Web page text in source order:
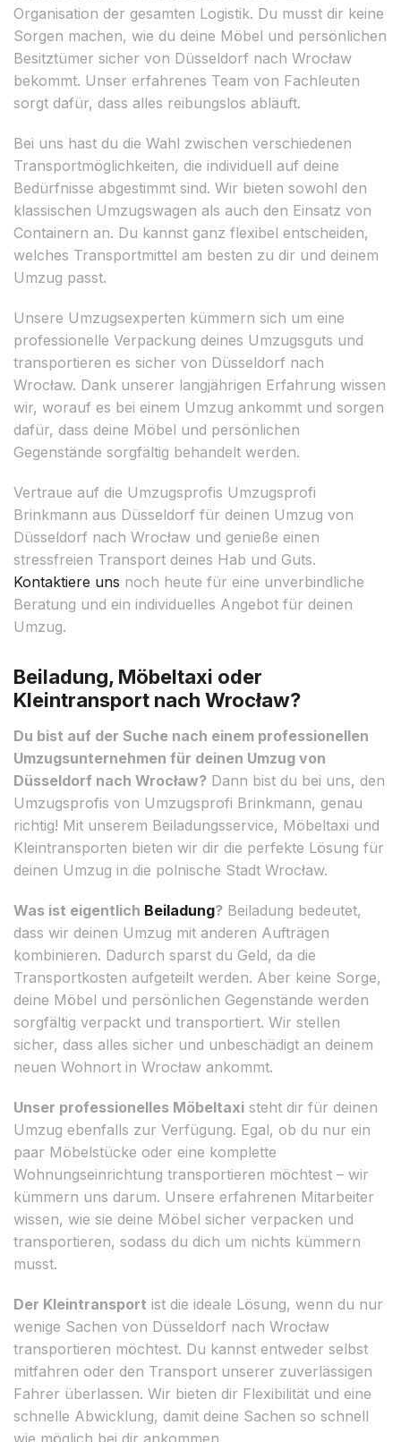
Organisation der gesamten Logistik. Du musst dir keine
Sorgen machen, wie du deine Möbel und persönlichen
Besitztümer sicher von Düsseldorf nach Wrocław
bekommt. Unser erfahrenes Team von Fachleuten
sorgt dafür, dass alles reibungslos abläuft.
Bei uns hast du die Wahl zwischen verschiedenen
Transportmöglichkeiten, die individuell auf deine
Bedürfnisse abgestimmt sind. Wir bieten sowohl den
klassischen Umzugswagen als auch den Einsatz von
Containern an. Du kannst ganz flexibel entscheiden,
welches Transportmittel am besten zu dir und deinem
Umzug passt.
Unsere Umzugsexperten kümmern sich um eine
professionelle Verpackung deines Umzugsguts und
transportieren es sicher von Düsseldorf nach
Wrocław. Dank unserer langjährigen Erfahrung wissen
wir, worauf es bei einem Umzug ankommt und sorgen
dafür, dass deine Möbel und persönlichen
Gegenstände sorgfältig behandelt werden.
Vertraue auf die Umzugsprofis Umzugsprofi
Brinkmann aus Düsseldorf für deinen Umzug von
Düsseldorf nach Wrocław und genieße einen
stressfreien Transport deines Hab und Guts.
Kontaktiere uns noch heute für eine unverbindliche
Beratung und ein individuelles Angebot für deinen
Umzug.
Beiladung, Möbeltaxi oder
Kleintransport nach Wrocław?
Du bist auf der Suche nach einem professionellen
Umzugsunternehmen für deinen Umzug von
Düsseldorf nach Wrocław? Dann bist du bei uns, den
Umzugsprofis von Umzugsprofi Brinkmann, genau
richtig! Mit unserem Beiladungsservice, Möbeltaxi und
Kleintransporten bieten wir dir die perfekte Lösung für
deinen Umzug in die polnische Stadt Wrocław.
Was ist eigentlich Beiladung? Beiladung bedeutet,
dass wir deinen Umzug mit anderen Aufträgen
kombinieren. Dadurch sparst du Geld, da die
Transportkosten aufgeteilt werden. Aber keine Sorge,
deine Möbel und persönlichen Gegenstände werden
sorgfältig verpackt und transportiert. Wir stellen
sicher, dass alles sicher und unbeschädigt an deinem
neuen Wohnort in Wrocław ankommt.
Unser professionelles Möbeltaxi steht dir für deinen
Umzug ebenfalls zur Verfügung. Egal, ob du nur ein
paar Möbelstücke oder eine komplette
Wohnungseinrichtung transportieren möchtest – wir
kümmern uns darum. Unsere erfahrenen Mitarbeiter
wissen, wie sie deine Möbel sicher verpacken und
transportieren, sodass du dich um nichts kümmern
musst.
Der Kleintransport ist die ideale Lösung, wenn du nur
wenige Sachen von Düsseldorf nach Wrocław
transportieren möchtest. Du kannst entweder selbst
mitfahren oder den Transport unserer zuverlässigen
Fahrer überlassen. Wir bieten dir Flexibilität und eine
schnelle Abwicklung, damit deine Sachen so schnell
wie möglich bei dir ankommen.